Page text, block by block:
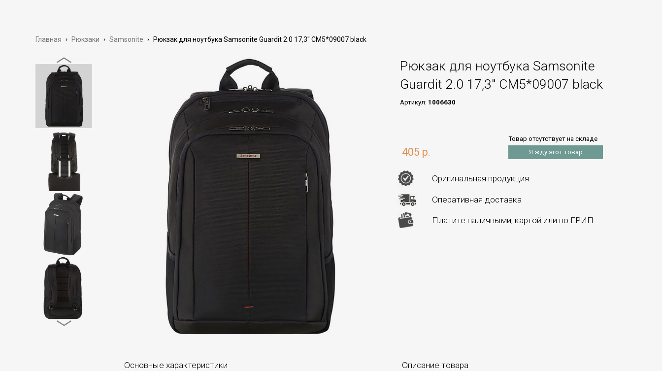
Главная › Рюкзаки › Samsonite › Рюкзак для ноутбука Samsonite Guardit 2.0 17,3" CM5*09007 black
Рюкзак для ноутбука Samsonite
Guardit 2.0 17,3" CM5*09007 black
Артикул: 1006630
405 р.
Товар отсутствует на складе
Я жду этот товар
Оригинальная продукция
Оперативная доставка
Платите наличными, картой или по ЕРИП
Основные характеристики Описание товара